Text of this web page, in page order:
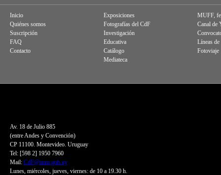
Inicio
Quiénes somos
Suscripción
FAQ
Contacto
Exposiciones
Fotografías del CdF
Investigación
Educativa
Catálogo
Mediateca
MUFF,
Canal de
Líneas
Fotoviaje
Av. 18 de Julio 885
(entre Andes y Convención)
CP 11100. Montevideo. Uruguay
Tel: [598 2] 1950 7960
Mail: CdF@imm.gub.uy
Lunes, miércoles, jueves, viernes: de 10 a 19.30 h.